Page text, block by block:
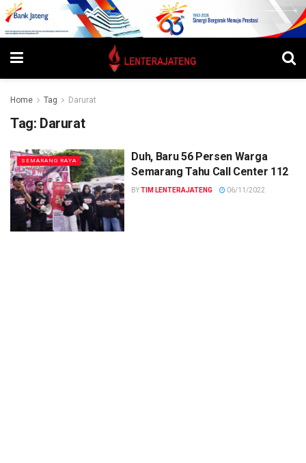
Home Tag Darurat
Tag: Darurat
SEMARANG RAYA
Duh, Baru 56 Persen Warga
Semarang Tahu Call Center 112
BYTIM LENTERAJATENG 06/11/2022